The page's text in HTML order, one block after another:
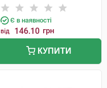
Є в наявності
від 146.10 грн
КУПИТИ